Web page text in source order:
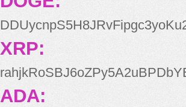
XRP:
ADA: